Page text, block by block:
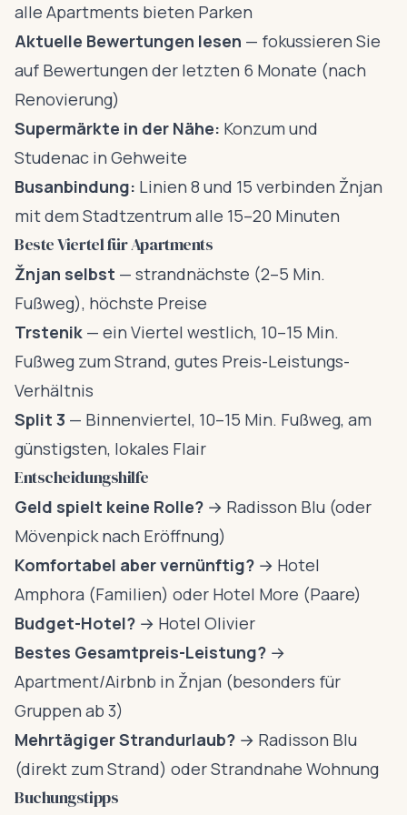
alle Apartments bieten Parken
Aktuelle Bewertungen lesen — fokussieren Sie
auf Bewertungen der letzten 6 Monate (nach
Renovierung)
Supermärkte in der Nähe: Konzum und
Studenac in Gehweite
Busanbindung: Linien 8 und 15 verbinden Žnjan
mit dem Stadtzentrum alle 15–20 Minuten
Beste Viertel für Apartments
Žnjan selbst — strandnächste (2–5 Min.
Fußweg), höchste Preise
Trstenik — ein Viertel westlich, 10–15 Min.
Fußweg zum Strand, gutes Preis-Leistungs-
Verhältnis
Split 3 — Binnenviertel, 10–15 Min. Fußweg, am
günstigsten, lokales Flair
Entscheidungshilfe
Geld spielt keine Rolle? → Radisson Blu (oder
Mövenpick nach Eröffnung)
Komfortabel aber vernünftig? → Hotel
Amphora (Familien) oder Hotel More (Paare)
Budget-Hotel? → Hotel Olivier
Bestes Gesamtpreis-Leistung? →
Apartment/Airbnb in Žnjan (besonders für
Gruppen ab 3)
Mehrtägiger Strandurlaub? → Radisson Blu
(direkt zum Strand) oder Strandnahe Wohnung
Buchungstipps